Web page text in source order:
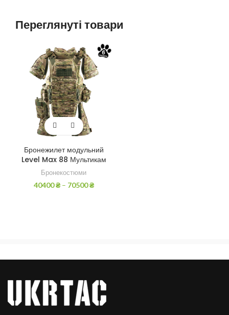
Переглянуті товари
Бронежилет модульний
Level Max 88 Мультикам
Бронекостюми
40400₴– 70500₴